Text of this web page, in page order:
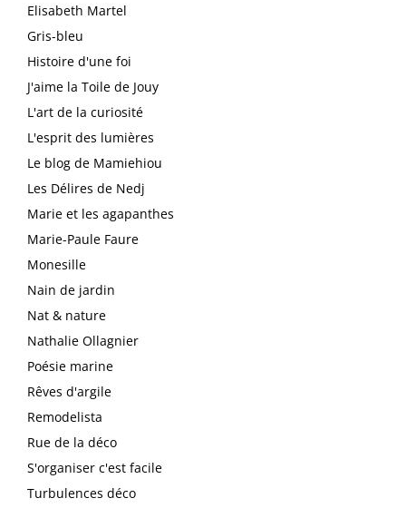
Elisabeth Martel
Gris-bleu
Histoire d'une foi
J'aime la Toile de Jouy
L'art de la curiosité
L'esprit des lumières
Le blog de Mamiehiou
Les Délires de Nedj
Marie et les agapanthes
Marie-Paule Faure
Monesille
Nain de jardin
Nat & nature
Nathalie Ollagnier
Poésie marine
Rêves d'argile
Remodelista
Rue de la déco
S'organiser c'est facile
Turbulences déco